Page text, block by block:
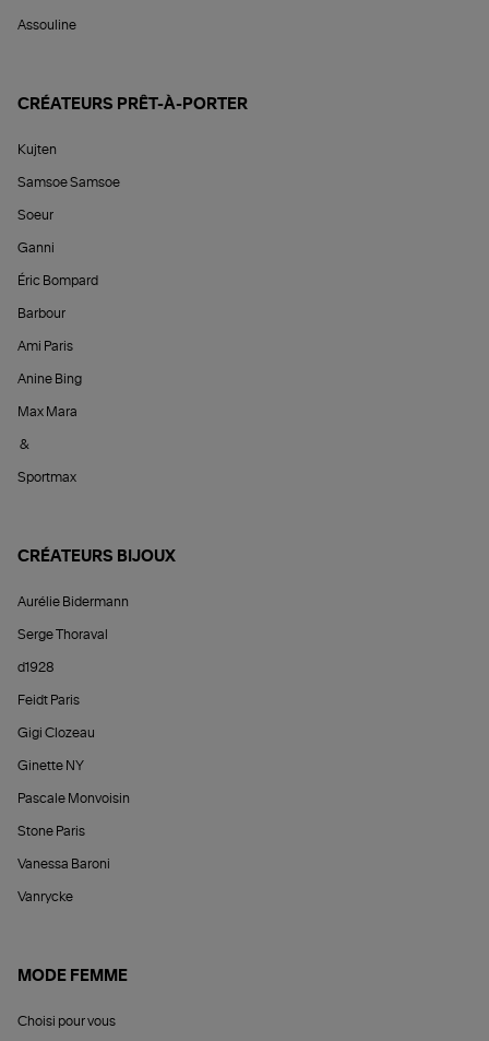
Assouline
CRÉATEURS PRÊT-À-PORTER
Kujten
Samsoe Samsoe
Soeur
Ganni
Éric Bompard
Barbour
Ami Paris
Anine Bing
Max Mara
&
Sportmax
CRÉATEURS BIJOUX
Aurélie Bidermann
Serge Thoraval
d1928
Feidt Paris
Gigi Clozeau
Ginette NY
Pascale Monvoisin
Stone Paris
Vanessa Baroni
Vanrycke
MODE FEMME
Choisi pour vous